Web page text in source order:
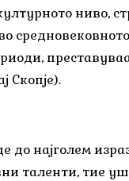
ниво,
Скопје).
до најголем
таленти, тие